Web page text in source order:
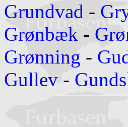
Grundvad -
Grønbæk -
Grønning -
Gullev -